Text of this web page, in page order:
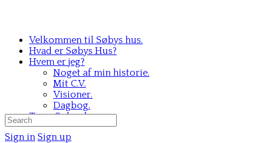
Velkommen til Søbys hus.
Hvad er Søbys Hus?
Hvem er jeg?
Noget af min historie.
Mit C.V.
Visioner.
Dagbog.
Team Søbys hus.
Sign in Sign up
Search
for: